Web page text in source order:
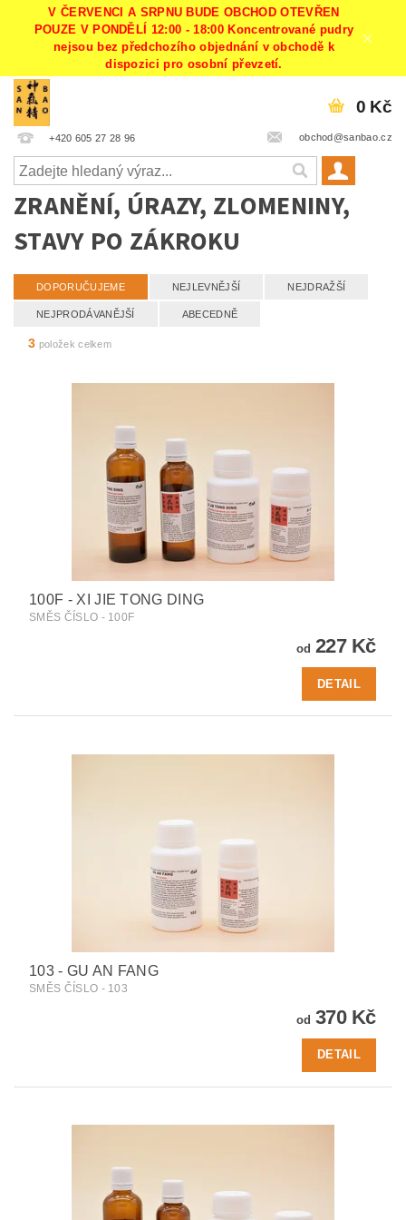
V ČERVENCI A SRPNU BUDE OBCHOD OTEVŘEN
POUZE V PONDĚLÍ 12:00 - 18:00 Koncentrované pudry
nejsou bez předchozího objednání v obchodě k
dispozici pro osobní převzetí.
+420 605 27 28 96 obchod@sanbao.cz
0 Kč
ZRANĚNÍ, ÚRAZY, ZLOMENINY,
STAVY PO ZÁKROKU
DOPORUČUJEME NEJLEVNĚJŠÍ NEJDRAŽŠÍ
NEJPRODÁVANĚJŠÍ ABECEDNĚ
3 položek celkem
100F - XI JIE TONG DING
SMĚS ČÍSLO - 100F
od 227 Kč
DETAIL
103 - GU AN FANG
SMĚS ČÍSLO - 103
od 370 Kč
DETAIL